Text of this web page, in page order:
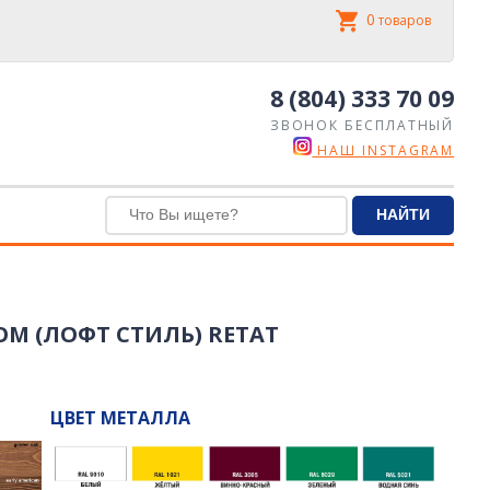
0 товаров
8 (804) 333 70 09
ЗВОНОК БЕСПЛАТНЫЙ
НАШ INSTAGRAM
(ЛОФТ СТИЛЬ) RETAT
ЦВЕТ МЕТАЛЛА